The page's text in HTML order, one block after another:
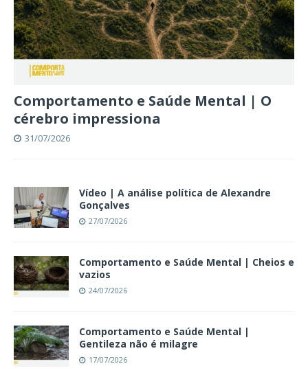
Comportamento e Saúde Mental | O
cérebro impressiona
31/07/2026
Vídeo | A análise política de Alexandre
Gonçalves
27/07/2026
Comportamento e Saúde Mental | Cheios e
vazios
24/07/2026
Comportamento e Saúde Mental |
Gentileza não é milagre
17/07/2026